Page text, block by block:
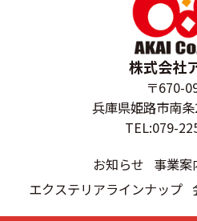
株式会社
〒670-
兵庫県姫路市南
TEL:079-
お知らせ 事業案
エクステリアラインナップ